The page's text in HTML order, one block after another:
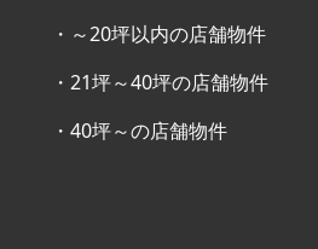
・ ～20坪以内の店舗物件
・21坪～40坪の店舗物件
・40坪～の店舗物件